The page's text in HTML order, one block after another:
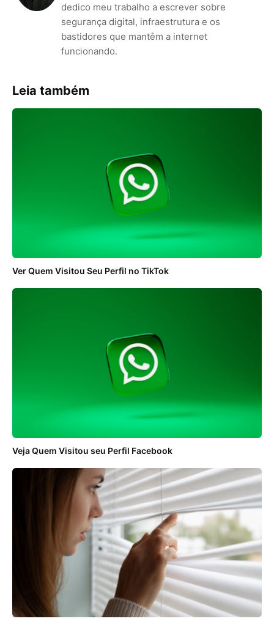
dedico meu trabalho a escrever sobre
segurança digital, infraestrutura e os
bastidores que mantêm a internet
funcionando.
Leia também
Ver Quem Visitou Seu Perfil no TikTok
Veja Quem Visitou seu Perfil Facebook